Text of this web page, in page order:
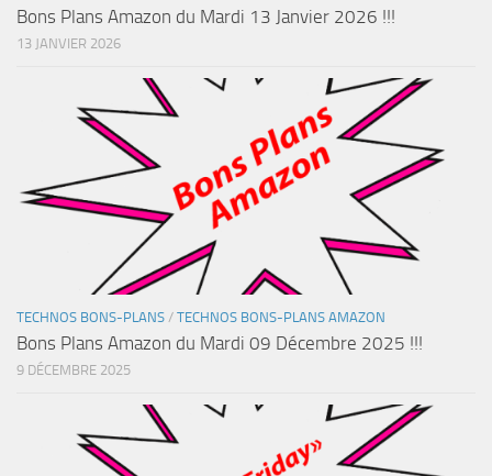
Bons Plans Amazon du Mardi 13 Janvier 2026 !!!
13 JANVIER 2026
TECHNOS BONS-PLANS / TECHNOS BONS-PLANS AMAZON
Bons Plans Amazon du Mardi 09 Décembre 2025 !!!
9 DÉCEMBRE 2025